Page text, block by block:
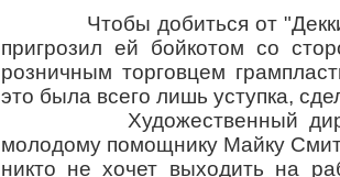
Чтобы добиться от "Декки"
пригрозил ей бойкотом со
розничным торговцем
это была всего лишь уступка,
Художественный
молодому помощнику Майку
никто не хочет выходить на